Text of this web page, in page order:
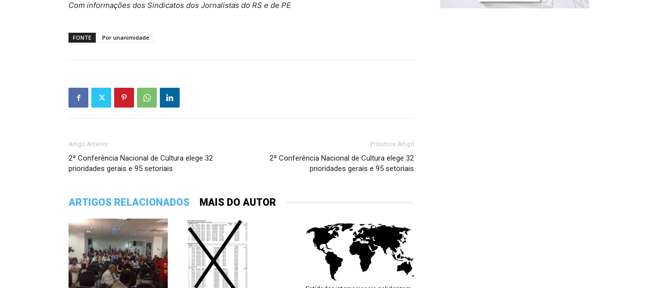
Com informações dos Sindicatos dos Jornalistas do RS e de PE
FONTE Por unanimidade
Artigo Anterior
2ª Conferência Nacional de Cultura elege 32
prioridades gerais e 95 setoriais
Próximos Artigo
2ª Conferência Nacional de Cultura elege 32
prioridades gerais e 95 setoriais
ARTIGOS RELACIONADOS MAIS DO AUTOR